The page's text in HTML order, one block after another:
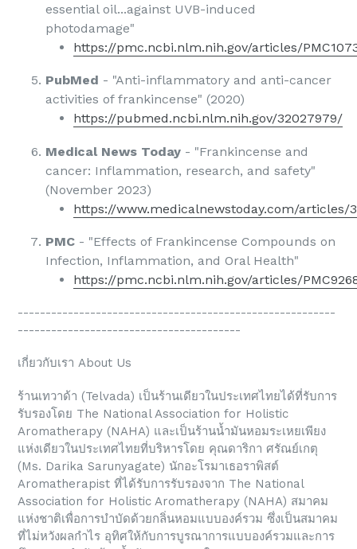
essential oil...against UVB-induced
photodamage"
https://pmc.ncbi.nlm.nih.gov/articles/
PubMed - "Anti-inflammatory and anti-cancer
activities of frankincense" (2020)
https://pubmed.ncbi.nlm.nih.gov/32027979/
Medical News Today - "Frankincense and
cancer: Inflammation, research, and safety"
(November 2023)
https://www.medicalnewstoday.com/articles/
PMC - "Effects of Frankincense Compounds on
Infection, Inflammation, and Oral Health"
https://pmc.ncbi.nlm.nih.gov/articles/
---------------------------------------------------------
----------------------------------------
เกี่ยวกับเรา About Us
ร้านเทวาด้า (Telvada) เป็นร้านเดียวในประเทศไทยได้ที่รับการ
รับรองโดย The National Association for Holistic
Aromatherapy (NAHA) และเป็นร้านน้ำมันหอมระเหยเพียง
แห่งเดียวในประเทศไทยที่บริหารโดย คุณดาริกา ศรัณย์เกตุ
(Ms. Darika Sarunyagate) นักอะโรมาเธอราพิสต์
Aromatherapist ที่ได้รับการรับรองจาก The National
Association for Holistic Aromatherapy (NAHA) สมาคม
แห่งชาติเพื่อการบำบัดด้วยกลิ่นหอมแบบองค์รวม ซึ่งเป็นสมาคม
ที่ไม่หวังผลกำไร อุทิศให้กับการบูรณาการแบบองค์รวมและการ